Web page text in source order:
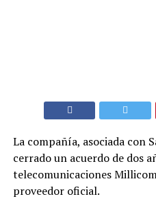
La compañía, asociada con
cerrado un acuerdo de dos
telecomunicaciones
proveedor oficial.